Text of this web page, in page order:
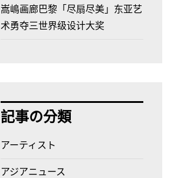
嵩嶋画廊巴黎「尽扇尽美」东亚艺
术勇夺三世界级设计大奖
記事の分類
アーティスト
アジアニュース